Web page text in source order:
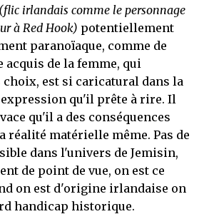
(flic irlandais comme le personnage
à Red Hook) potentiellement
paranoïaque, comme de
acquis de la femme, qui
choix, est si caricatural dans la
qu'il prête à rire. Il
qu'il a des conséquences
réalité matérielle même. Pas de
dans l'univers de Jemisin,
de point de vue, on est ce
on est d'origine irlandaise on
handicap historique.